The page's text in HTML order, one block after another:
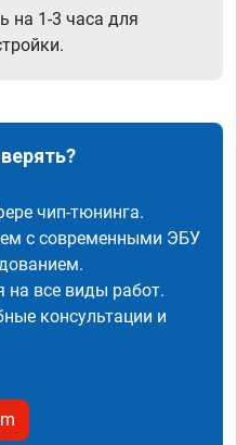
на 1-3 часа для
чип-тюнинга.
с современными ЭБУ
на все виды работ.
консультации и